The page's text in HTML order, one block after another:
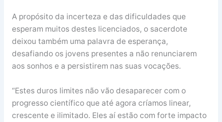
A propósito da incerteza e das dificuldades que
esperam muitos destes licenciados, o sacerdote
deixou também uma palavra de esperança,
desafiando os jovens presentes a não renunciarem
aos sonhos e a persistirem nas suas vocações.
“Estes duros limites não vão desaparecer com o
progresso científico que até agora críamos linear,
crescente e ilimitado. Eles aí estão com forte impacto